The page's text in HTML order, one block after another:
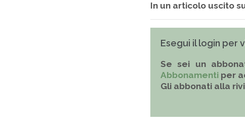
In un articolo uscito
Esegui il login per
Se sei un
Abbonamenti per
Gli abbonati alla